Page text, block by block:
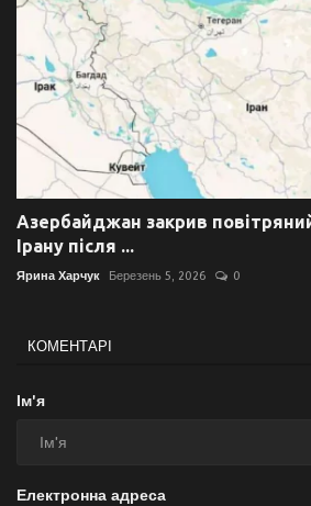
Азербайджан закрив
Ірану після ...
Ярина Харчук Березень 5, 2026 0
КОМЕНТАРІ
Ім'я
Електронна адреса